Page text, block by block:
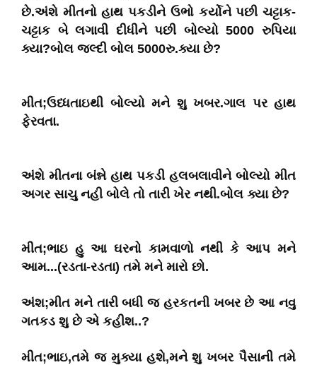
છે.અંશે મીતનો હાથ પકડીને ઉભો કર્યોને પછી ચટ્ટાક-
ચટ્ટાક બે લગાવી દીધીને પછી બોલ્યો 5000 રુપિયા
ક્યા?બોલ જલ્દી બોલ 5000રુ.ક્યા છે?
મીત;ઉધ્ધતાઇથી બોલ્યો મને શુ ખબર.ગાલ પર હાથ
ફેરવતા.
અંશે મીતના બંન્ને હાથ પકડી હલબલાવીને બોલ્યો મીત
અગર સાચુ નહી બોલે તો તારી ખેર નથી.બોલ ક્યા છે?
મીત;ભાઇ હુ આ ઘરનો કામવાળો નથી કે આપ મને
આમ...(રડતા-રડતા) તમે મને મારો છો.
અંશ;મીત મને તારી બધી જ હરકતની ખબર છે આ નવુ
ગતકડ શુ છે એ કહીશ..?
મીત;ભાઇ,તમે જ મુક્યા હશે,મને શુ ખબર પૈસાની તમે